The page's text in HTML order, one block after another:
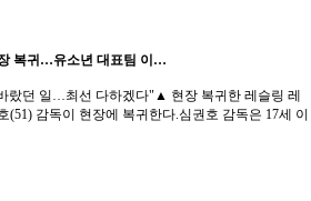
복귀…유소년 대표팀 이…
랐던 일…최선 다하겠다"▲ 현장 복귀한 레슬링 레
(51) 감독이 현장에 복귀한다.심권호 감독은 17세 이